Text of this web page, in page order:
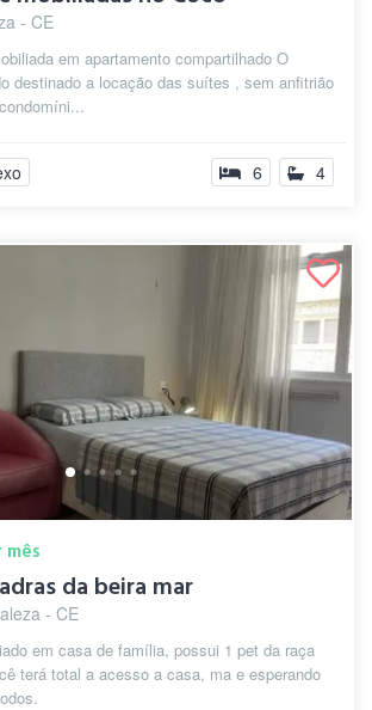
- CE
em apartamento compartilhado O
destinado a locação das suítes , sem anfitrião
6 4
mês
da beira mar
- CE
em casa de família, possui 1 pet da raça
terá total a acesso a casa, ma e esperando